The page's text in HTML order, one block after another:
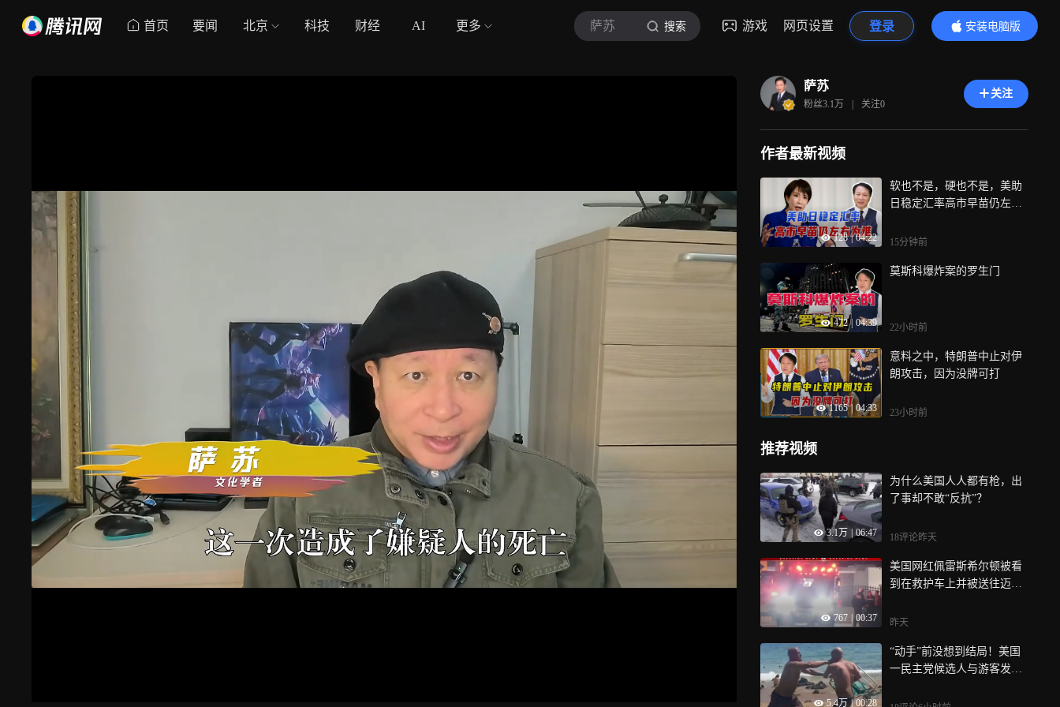
首页 要闻 北京 科技 财经 AI 更多 萨苏 搜索 游戏 网页设置 登录
安装电脑版
内容更精彩
萨苏
粉丝3.1万 | 关注0
关注
作者最新视频
128 | 04:22
软也不是，硬也不是，美助
日稳定汇率高市早苗仍左右
15分钟前
472 | 04:39
莫斯科爆炸案的罗生门
22小时前
1165 | 04:33
意料之中，特朗普中止对伊
朗攻击，因为没牌可打
23小时前
推荐视频
3.1万 06:47
为什么美国人人都有枪，出
了事却不敢“反抗”？
18评论昨天
767 00:37
美国网红佩雷斯希尔顿被看
到在救护车上并被送往迈阿
害直播
昨天
5.4万 | 00:28
“动手”前没想到结局！美国
一民主党候选人与游客发生
击倒